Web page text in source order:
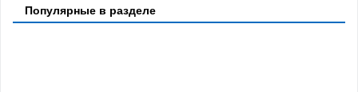
Популярные в разделе